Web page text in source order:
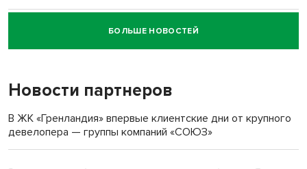
Новосибирский суд наказал водителя за смерть
пенсионерки на вокзале
БОЛЬШЕ НОВОСТЕЙ
Новости партнеров
В ЖК «Гренландия» впервые клиентские дни от крупного
девелопера — группы компаний «СОЮЗ»